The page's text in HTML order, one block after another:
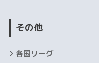
その他
各国リーグ